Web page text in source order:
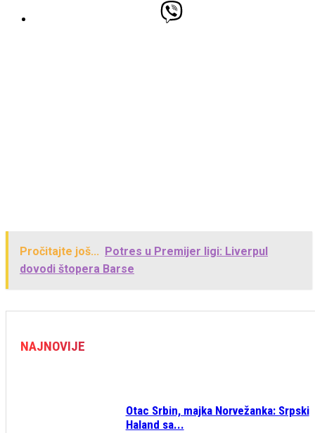
Pročitajte još... Potres u Premijer ligi: Liverpul
dovodi štopera Barse
NAJNOVIJE
Otac Srbin, majka Norvežanka: Srpski
Haland sa...